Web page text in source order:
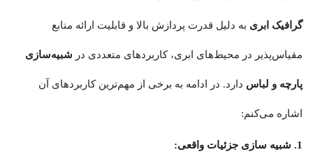
گرافیک ابری به دلیل قدرت پردازش بالا و قابلیت ارائه منابع
مقیاس‌پذیر در محیط‌های ابری، کاربردهای متعددی در شبیه‌سازی
پارچه و لباس دارد. در ادامه به برخی از مهم‌ترین کاربردهای آن
اشاره می‌کنم:
1. شبیه سازی جزئیات واقعی: